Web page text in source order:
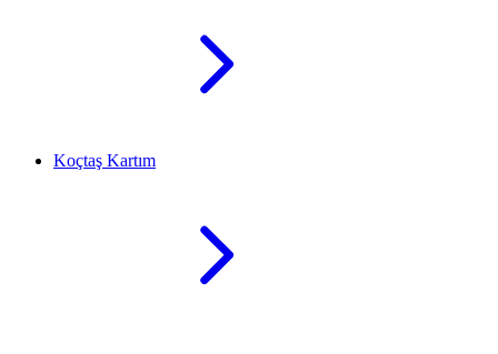
Koçtaş Kartım